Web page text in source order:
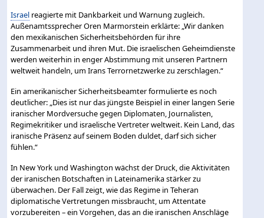
Israel reagierte mit Dankbarkeit und Warnung zugleich.
Außenamtssprecher Oren Marmorstein erklärte: „Wir danken
den mexikanischen Sicherheitsbehörden für ihre
Zusammenarbeit und ihren Mut. Die israelischen Geheimdienste
werden weiterhin in enger Abstimmung mit unseren Partnern
weltweit handeln, um Irans Terrornetzwerke zu zerschlagen.“
Ein amerikanischer Sicherheitsbeamter formulierte es noch
deutlicher: „Dies ist nur das jüngste Beispiel in einer langen Serie
iranischer Mordversuche gegen Diplomaten, Journalisten,
Regimekritiker und israelische Vertreter weltweit. Kein Land, das
iranische Präsenz auf seinem Boden duldet, darf sich sicher
fühlen.“
In New York und Washington wächst der Druck, die Aktivitäten
der iranischen Botschaften in Lateinamerika stärker zu
überwachen. Der Fall zeigt, wie das Regime in Teheran
diplomatische Vertretungen missbraucht, um Attentate
vorzubereiten – ein Vorgehen, das an die iranischen Anschläge